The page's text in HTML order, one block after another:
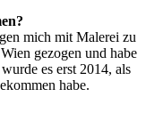
mich mit Malerei zu
gezogen und habe
es erst 2014, als
habe.